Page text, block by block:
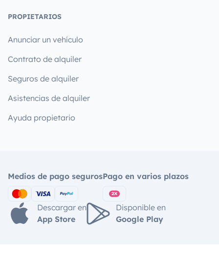
PROPIETARIOS
Anunciar un vehículo
Contrato de alquiler
Seguros de alquiler
Asistencias de alquiler
Ayuda propietario
Medios de pago segurosPago en varios plazos
Descargar en
App Store
Disponible en
Google Play